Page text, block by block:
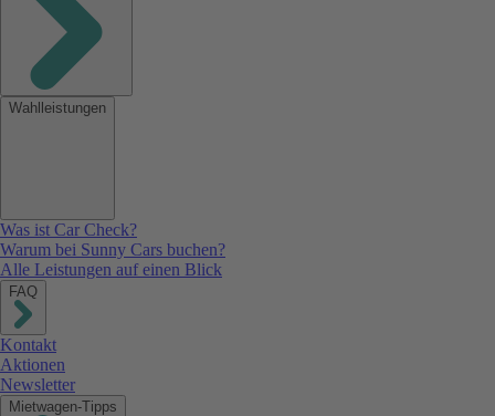
Wahlleistungen
Was ist Car Check?
Warum bei Sunny Cars buchen?
Alle Leistungen auf einen Blick
FAQ
Kontakt
Aktionen
Newsletter
Mietwagen-Tipps